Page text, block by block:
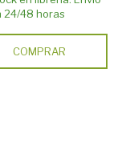
24/48 horas
COMPRAR